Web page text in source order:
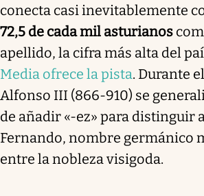
conecta casi inevitablemente
72,5 de cada mil asturianos
apellido, la cifra más alta del
Media ofrece la pista. Durante
Alfonso III (866-910) se
de añadir «-ez» para distinguir
Fernando, nombre germánico
entre la nobleza visigoda.